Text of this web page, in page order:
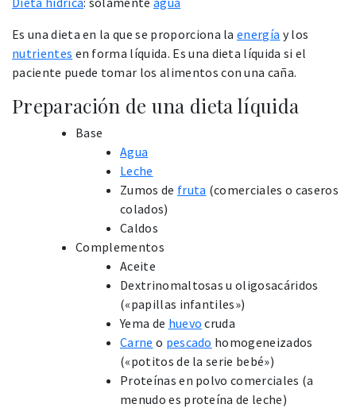
Es una dieta en la que se proporciona laenergía y los
nutrientes en forma líquida. Es una dieta líquida si el
paciente puede tomar los alimentos con una caña.
Preparación de una dieta líquida
Base
Agua
Leche
Zumos de fruta (comerciales o caseros
colados)
Caldos
Complementos
Aceite
Dextrinomaltosas u oligosacáridos
(«papillas infantiles»)
Yema de huevo cruda
Carne o pescado homogeneizados
(«potitos de la serie bebé»)
Proteínas en polvo comerciales (a
menudo es proteína de leche)